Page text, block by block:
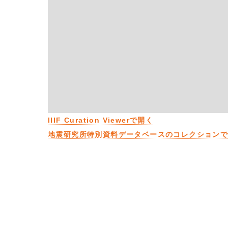
IIIF Curation Viewerで開く
地震研究所特別資料データベースのコレクション